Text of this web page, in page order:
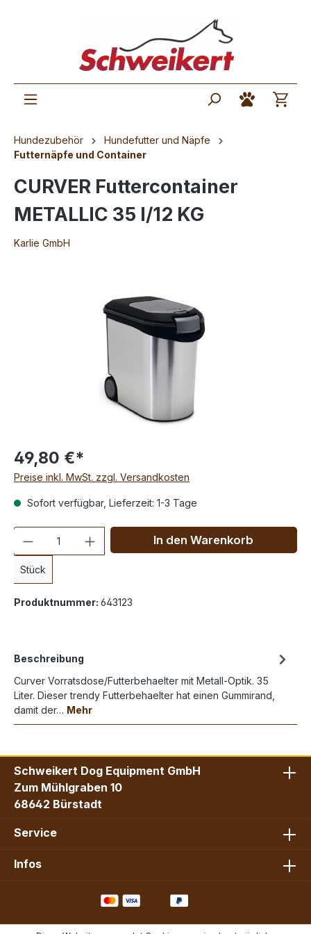
Hundezubehör
Hundefutter und Näpfe
Futternäpfe und Container
CURVER Futtercontainer
METALLIC 35 l/12 KG
Karlie GmbH
49,80 €*
Preise inkl. MwSt. zzgl. Versandkosten
Sofort verfügbar, Lieferzeit: 1-3 Tage
Anzahl
Stück
In den Warenkorb
Produktnummer: 643123
Beschreibung
Curver Vorratsdose/Futterbehaelter mit Metall-Optik. 35
Liter. Dieser trendy Futterbehaelter hat einen Gummirand,
damit der… Mehr
Schweikert Dog Equipment GmbH
Zum Mühlgraben 10
68642 Bürstadt
Service
Infos